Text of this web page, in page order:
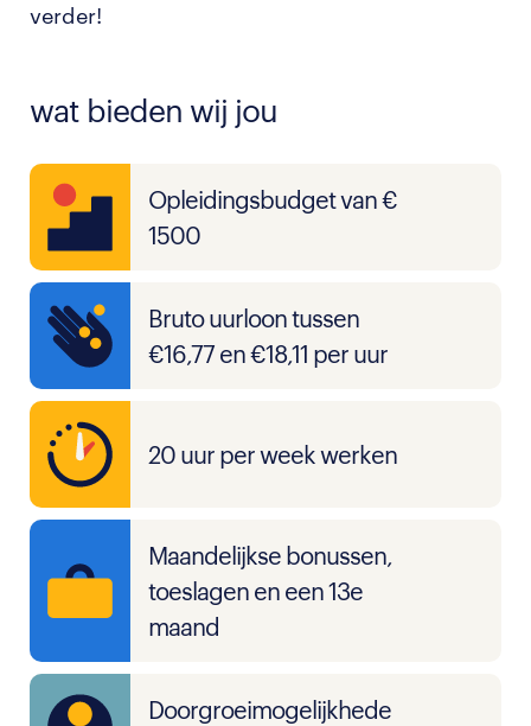
verder!
wat bieden wij jou
Opleidingsbudget van €
1500
Bruto uurloon tussen
€16,77 en €18,11 per uur
20 uur per week werken
Maandelijkse bonussen,
toeslagen en een 13e
maand
Doorgroeimogelijkhede